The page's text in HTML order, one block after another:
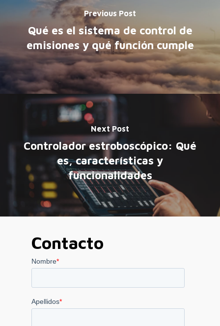
Previous Post
Qué es el sistema de control de
emisiones y qué función cumple
Next Post
Controlador estroboscópico: Qué
es, características y
funcionalidades
Contacto